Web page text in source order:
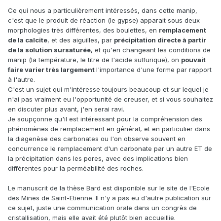
Ce qui nous a particulièrement intéressés, dans cette manip,
c'est que le produit de réaction (le gypse) apparait sous deux
morphologies très différentes, des boulettes, en remplacement
de la calcite, et des aiguilles, par précipitation directe à partir
de la solution sursaturée, et qu'en changeant les conditions de
manip (la température, le titre de l'acide sulfurique), on pouvait
faire varier très largementl'importance d'une forme par rapport
à l'autre.
C'est un sujet qui m'intéresse toujours beaucoup et sur lequel je
n'ai pas vraiment eu l'opportunité de creuser, et si vous souhaitez
en discuter plus avant, j'en serai ravi.
Je soupçonne qu'il est intéressant pour la compréhension des
phénomènes de remplacement en général, et en particulier dans
la diagenèse des carbonates ou l'on observe souvent en
concurrence le remplacement d'un carbonate par un autre ET de
la précipitation dans les pores, avec des implications bien
différentes pour la perméabilité des roches.
Le manuscrit de la thèse Bard est disponible sur le site de l'Ecole
des Mines de Saint-Etienne. Il n'y a pas eu d'autre publication sur
ce sujet, juste une communication orale dans un congrès de
cristallisation, mais elle avait été plutôt bien accueillie.